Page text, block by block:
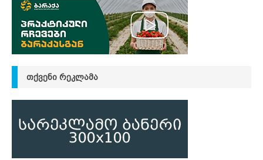
ᲗᲥᲕᲔᲜᲘ ᲠᲔᲙᲚᲐᲛᲐ